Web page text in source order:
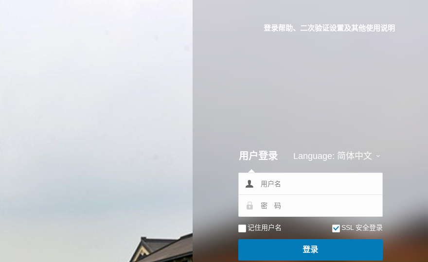
登录帮助、二次验证设置及其他使用说明
用户登录 Language: 简体中文
记住用户名 SSL 安全登录
登录